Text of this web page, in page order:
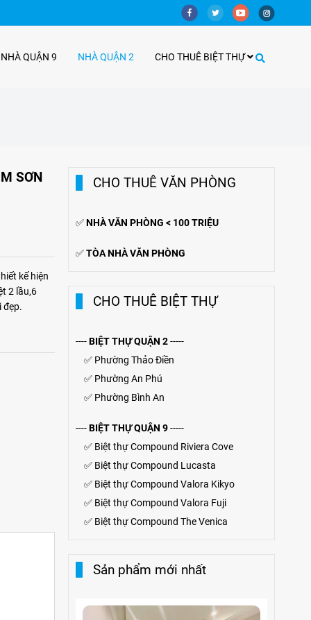
QUẬN 9 NHÀ QUẬN 2 CHO THUÊ BIỆT THỰ
SƠN
kế hiện
2 lầu,6
đẹp.
CHO THUÊ VĂN PHÒNG
✅NHÀ VĂN PHÒNG < 100 TRIỆU
✅TÒA NHÀ VĂN PHÒNG
CHO THUÊ BIỆT THỰ
----BIỆT THỰ QUẬN 2-----
✅ Phường Thảo Điền
✅ Phường An Phú
✅ Phường Bình An
----BIỆT THỰ QUẬN 9-----
✅ Biệt thự Compound Riviera Cove
✅ Biệt thựCompound Lucasta
✅ Biệt thựCompound Valora Kikyo
✅ Biệt thự Compound Valora Fuji
✅ Biệt thự Compound The Venica
Sản phẩm mới nhất